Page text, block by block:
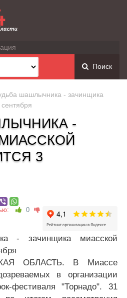
Поиск
шашлычника - зачинщика
-
3
0
ОБЛАСТЬ. В Миассе
в организации
фестиваля "Торнадо". 31